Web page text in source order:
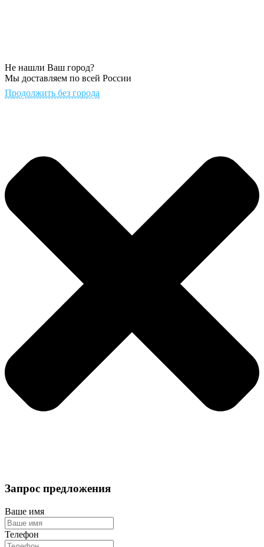
Не нашли Ваш город?
Мы доставляем по всей России
Продолжить без города
Запрос предложения
Ваше имя
Телефон